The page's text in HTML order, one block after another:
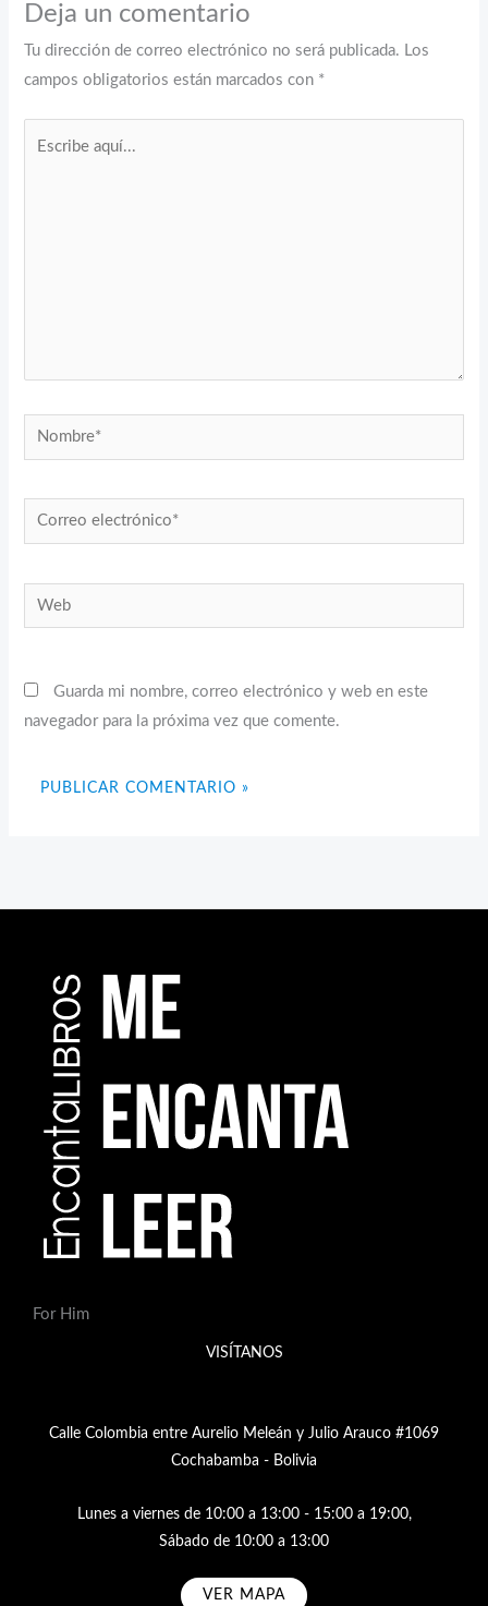
Deja un comentario
Tu dirección de correo electrónico no será publicada. Los
campos obligatorios están marcados con *
Nombre*
Correo
electrónico*
Web
Guarda mi nombre, correo electrónico y web en este
navegador para la próxima vez que comente.
For Him
VISÍTANOS
Calle Colombia entre Aurelio Meleán y Julio Arauco #1069
Cochabamba - Bolivia
Lunes a viernes de 10:00 a 13:00 - 15:00 a 19:00,
Sábado de 10:00 a 13:00
VER MAPA